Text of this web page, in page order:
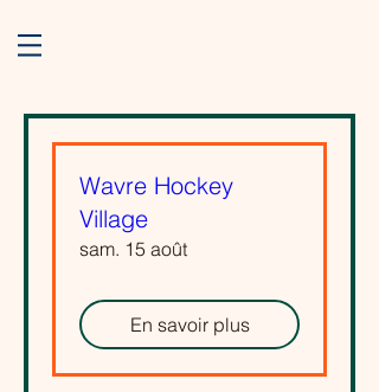
Wavre Hockey
Village
sam. 15 août
En savoir plus